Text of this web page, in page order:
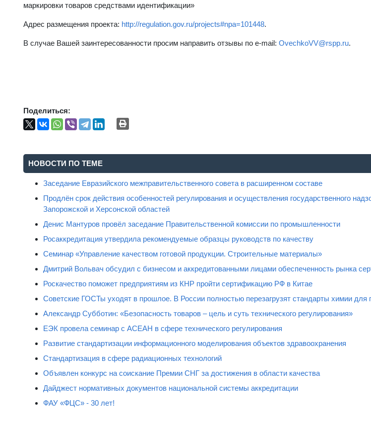
маркировки товаров средствами идентификации»
Адрес размещения проекта: http://regulation.gov.ru/projects#npa=101448.
В случае Вашей заинтересованности просим направить отзывы по e-mail: OvechkoVV@rspp.ru.
Поделиться:
НОВОСТИ ПО ТЕМЕ
Заседание Евразийского межправительственного совета в расширенном составе
Продлён срок действия особенностей регулирования и осуществления государственного
Запорожской и Херсонской областей
Денис Мантуров провёл заседание Правительственной комиссии по промышленности
Росаккредитация утвердила рекомендуемые образцы руководств по качеству
Семинар «Управление качеством готовой продукции. Строительные материалы»
Дмитрий Вольвач обсудил с бизнесом и аккредитованными лицами обеспеченность рынка
Роскачество поможет предприятиям из КНР пройти сертификацию РФ в Китае
Советские ГОСТы уходят в прошлое. В России полностью перезагрузят стандарты химии для
Александр Субботин: «Безопасность товаров – цель и суть технического регулирования»
ЕЭК провела семинар с АСЕАН в сфере технического регулирования
Развитие стандартизации информационного моделирования объектов здравоохранения
Стандартизация в сфере радиационных технологий
Объявлен конкурс на соискание Премии СНГ за достижения в области качества
Дайджест нормативных документов национальной системы аккредитации
ФАУ «ФЦС» - 30 лет!